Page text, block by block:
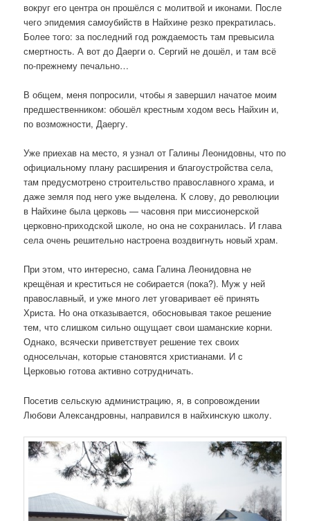
вокруг его центра он прошёлся с молитвой и иконами. После
чего эпидемия самоубийств в Найхине резко прекратилась.
Более того: за последний год рождаемость там превысила
смертность. А вот до Даерги о. Сергий не дошёл, и там всё
по-прежнему печально…
В общем, меня попросили, чтобы я завершил начатое моим
предшественником: обошёл крестным ходом весь Найхин и,
по возможности, Даергу.
Уже приехав на место, я узнал от Галины Леонидовны, что по
официальному плану расширения и благоустройства села,
там предусмотрено строительство православного храма, и
даже земля под него уже выделена. К слову, до революции
в Найхине была церковь — часовня при миссионерской
церковно-приходской школе, но она не сохранилась. И глава
села очень решительно настроена воздвигнуть новый храм.
При этом, что интересно, сама Галина Леонидовна не
крещёная и креститься не собирается (пока?). Муж у ней
православный, и уже много лет уговаривает её принять
Христа. Но она отказывается, обосновывая такое решение
тем, что слишком сильно ощущает свои шаманские корни.
Однако, всячески приветствует решение тех своих
односельчан, которые становятся христианами. И с
Церковью готова активно сотрудничать.
Посетив сельскую администрацию, я, в сопровождении
Любови Александровны, направился в найхинскую школу.